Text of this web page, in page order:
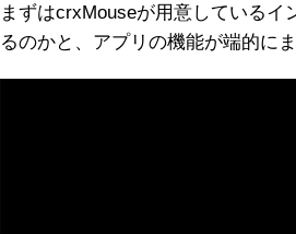
まずはcrxMouseが用意している
るのかと、アプリの機能が端的に